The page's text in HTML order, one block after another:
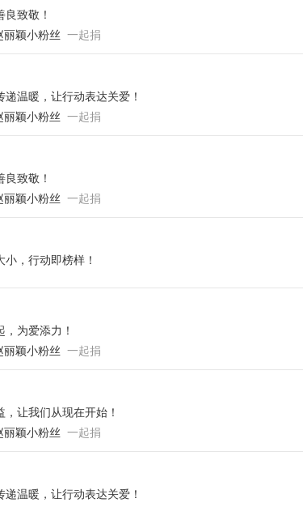
儿子病情加重，经常咳嗽，严重时头疼干呕，我
过检查，大夫疑似是血液病，让我带娃去大医院做进
慌了，好好的娃，怎么就得了血液病。图为妻子给
良致敬！
丽颖小粉丝 一起捐
递温暖，让行动表达关爱！
丽颖小粉丝 一起捐
良致敬！
丽颖小粉丝 一起捐
小，行动即榜样！
，为爱添力！
丽颖小粉丝 一起捐
，让我们从现在开始！
丽颖小粉丝 一起捐
递温暖，让行动表达关爱！